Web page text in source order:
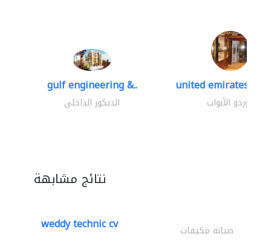
gulf engineering &..
الديكور الداخلي
united emirates
موردو الأبواب
نتائج مشابهة
weddy technic cv صيانة مكيفات